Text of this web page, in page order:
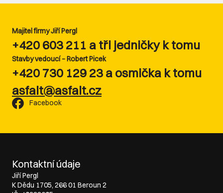
Majitel firmy Jiří Pergl
+420 603 211 a tři jedničky k tomu
Stavby vedoucí – Robert Picek
+420 730 129 23 a osmička k tomu
asfalt@asfalt.cz
Facebook
Kontaktní údaje
Jiří Pergl
K Dědu 1705, 266 01 Beroun 2